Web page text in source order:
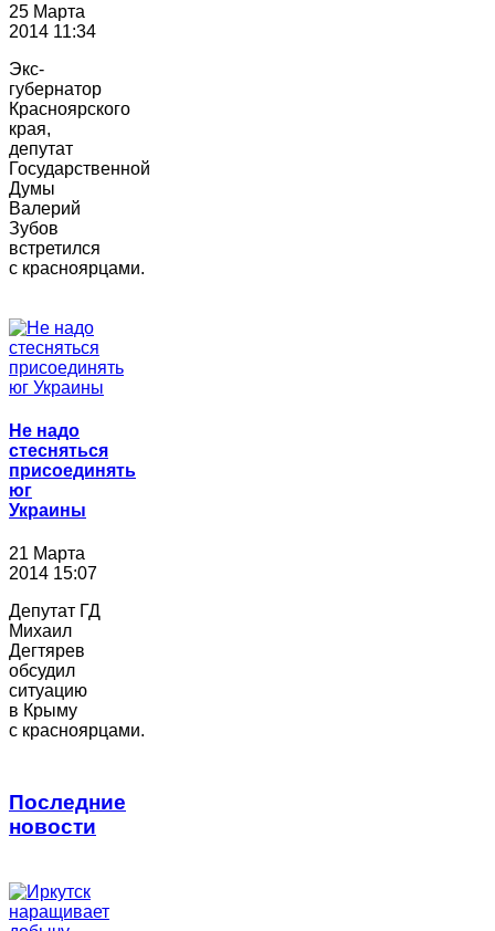
25 Марта
2014 11:34
Экс-
губернатор
Красноярского
края,
депутат
Государственной
Думы
Валерий
Зубов
встретился
с красноярцами.
Не надо
стесняться
присоединять
юг
Украины
21 Марта
2014 15:07
Депутат ГД
Михаил
Дегтярев
обсудил
ситуацию
в Крыму
с красноярцами.
Последние
новости